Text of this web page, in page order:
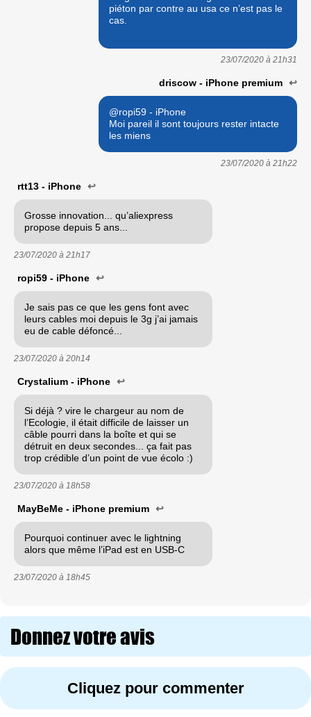
piéton par contre au usa ce n’est pas le
cas.
23/07/2020 à 21h31
driscow - iPhone premium ↩
@ropi59 - iPhone
Moi pareil il sont toujours rester intacte
les miens
23/07/2020 à 21h22
rtt13 - iPhone ↩
Grosse innovation... qu’aliexpress
propose depuis 5 ans...
23/07/2020 à 21h17
ropi59 - iPhone ↩
Je sais pas ce que les gens font avec
leurs cables moi depuis le 3g j’ai jamais
eu de cable défoncé...
23/07/2020 à 20h14
Crystalium - iPhone ↩
Si déjà ? vire le chargeur au nom de
l’Ecologie, il était difficile de laisser un
câble pourri dans la boîte et qui se
détruit en deux secondes... ça fait pas
trop crédible d’un point de vue écolo :)
23/07/2020 à 18h58
MayBeMe - iPhone premium ↩
Pourquoi continuer avec le lightning
alors que même l’iPad est en USB-C
23/07/2020 à 18h45
Donnez votre avis
Cliquez pour commenter